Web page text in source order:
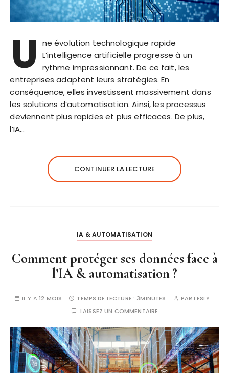
U
ne évolution technologique rapide
L’intelligence artificielle progresse à un
rythme impressionnant. De ce fait, les
entreprises adaptent leurs stratégies. En
conséquence, elles investissent massivement dans
les solutions d’automatisation. Ainsi, les processus
deviennent plus rapides et plus efficaces. De plus,
l’IA…
CONTINUER LA LECTURE
IA & AUTOMATISATION
Comment protéger ses données face à
l’IA & automatisation ?
IL Y A 12 MOIS TEMPS DE LECTURE : 3MINUTES PARLESLY
LAISSEZ UN COMMENTAIRE